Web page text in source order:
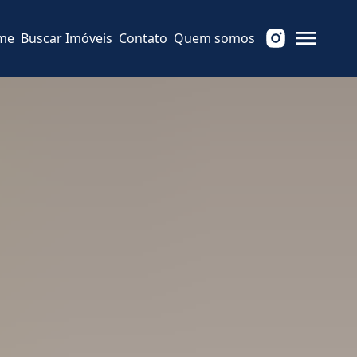
Buscar Imóveis Contato Quem somos